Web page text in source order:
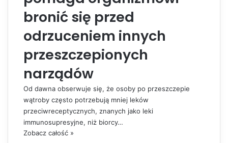
bronić się przed
odrzuceniem innych
przeszczepionych
narządów
Od dawna obserwuje się, że osoby po przeszczepie
wątroby często potrzebują mniej leków
przeciwreceptycznych, znanych jako leki
immunosupresyjne, niż biorcy…
Zobacz całość »